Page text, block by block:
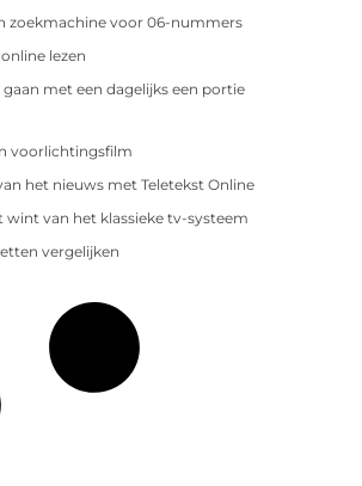
zoekmachine voor 06-nummers
lezen
met een dagelijks een portie
voorlichtingsfilm
het nieuws met Teletekst Online
wint van het klassieke tv-systeem
vergelijken